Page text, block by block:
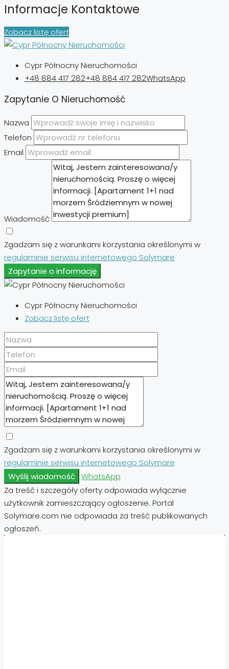
Informacje Kontaktowe
Zobacz listę ofert
Cypr Północny Nieruchomości
+48 884 417 282+48 884 417 282WhatsApp
Zapytanie O Nieruchomość
Nazwa
Telefon
Email
Wiadomość
Zgadzam się z warunkami korzystania określonymi w
regulaminie serwisu internetowego Solymare
Zapytanie o informację
Cypr Północny Nieruchomości
Zobacz listę ofert
Zgadzam się z warunkami korzystania określonymi w
regulaminie serwisu internetowego Solymare
Wyślij wiadomość WhatsApp
Za treść i szczegóły oferty odpowiada wyłącznie
użytkownik zamieszczający ogłoszenie. Portal
Solymare.com nie odpowiada za treść publikowanych
ogłoszeń.